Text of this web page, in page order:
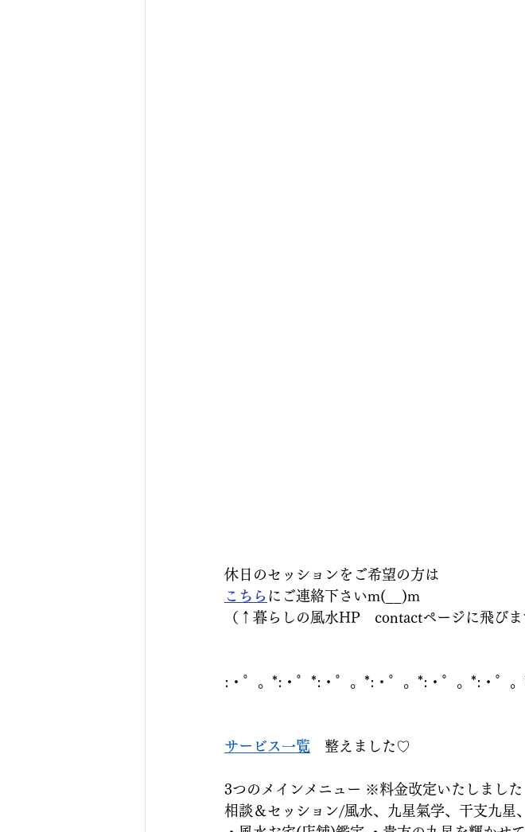
休日のセッションをご希望の方は
こちら にご連絡下さいm(__)m
（↑暮らしの風水HP　contactページに飛びま
:・゜。*:・゜*:・゜。*:・゜。*:・゜。*:・゜
サービス一覧 整えました♡
3つのメインメニュー ※料金改定いたしま
相談＆セッション/風水、九星氣学、干支九星